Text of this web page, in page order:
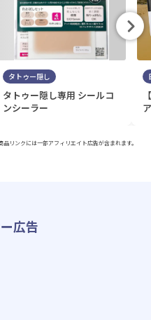
タトゥー隠し
タトゥー隠し専用 シールコ
ンシーラー
品リンクには一部アフィリエイト広告が含まれます。
広告